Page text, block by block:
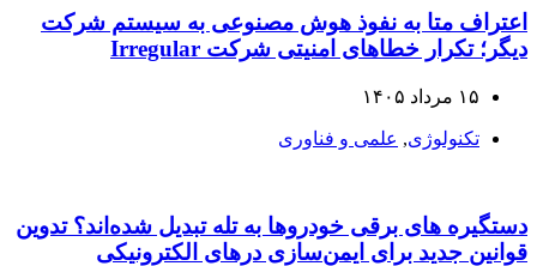
اعتراف متا به نفوذ هوش مصنوعی به سیستم شرکت
دیگر؛ تکرار خطاهای امنیتی شرکت Irregular
۱۵ مرداد ۱۴۰۵
تکنولوژی, علمی و فناوری
دستگیره‌ های برقی خودروها به تله تبدیل شده‌اند؟ تدوین
قوانین جدید برای ایمن‌سازی درهای الکترونیکی